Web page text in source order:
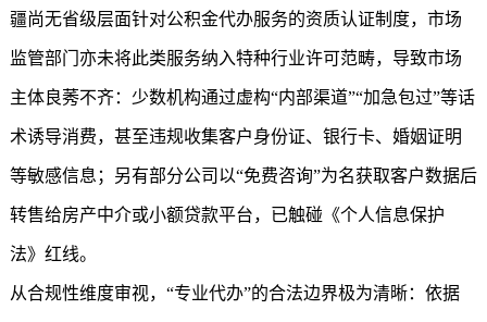
疆尚无省级层面针对公积金代办服务的资质认证制度，市场
监管部门亦未将此类服务纳入特种行业许可范畴，导致市场
主体良莠不齐：少数机构通过虚构“内部渠道”“加急包过”等话
术诱导消费，甚至违规收集客户身份证、银行卡、婚姻证明
等敏感信息；另有部分公司以“免费咨询”为名获取客户数据后
转售给房产中介或小额贷款平台，已触碰《个人信息保护
法》红线。
从合规性维度审视，“专业代办”的合法边界极为清晰：依据